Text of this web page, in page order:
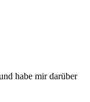
habe mir darüber